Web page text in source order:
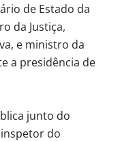
de Estado da
da Justiça,
e ministro da
a presidência de
junto do
do